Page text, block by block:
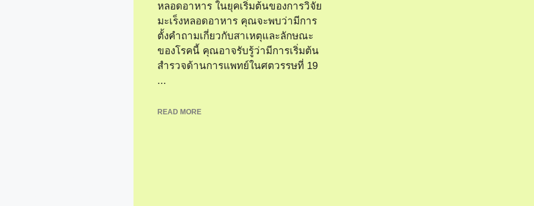
หลอดอาหาร ในยุคเริ่มต้นของการวิจัย
มะเร็งหลอดอาหาร คุณจะพบว่ามีการ
ตั้งคำถามเกี่ยวกับสาเหตุและลักษณะ
ของโรคนี้ คุณอาจรับรู้ว่ามีการเริ่มต้น
สำรวจด้านการแพทย์ในศตวรรษที่ 19
...
READ MORE